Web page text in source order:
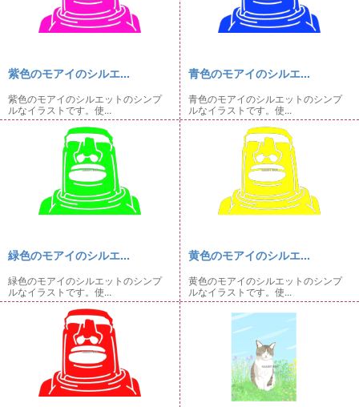
紫色のモアイのシルエ...
紫色のモアイのシルエットのシンプ
ルなイラストです。使...
青色のモアイのシルエ...
青色のモアイのシルエットのシンプ
ルなイラストです。使...
緑色のモアイのシルエ...
緑色のモアイのシルエットのシンプ
ルなイラストです。使...
黄色のモアイのシルエ...
黄色のモアイのシルエットのシンプ
ルなイラストです。使...